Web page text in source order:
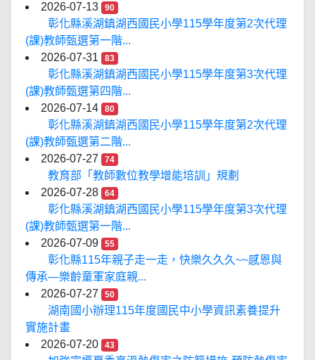
2026-07-13
90
彰化縣溪湖鎮湖西國民小學115學年度第2次代理
(課)教師甄選第一階...
2026-07-31
83
彰化縣溪湖鎮湖西國民小學115學年度第3次代理
(課)教師甄選第四階...
2026-07-14
80
彰化縣溪湖鎮湖西國民小學115學年度第2次代理
(課)教師甄選第二階...
2026-07-27
74
教育部「教師數位教學增能培訓」規劃
2026-07-28
64
彰化縣溪湖鎮湖西國民小學115學年度第3次代理
(課)教師甄選第一階...
2026-07-09
55
彰化縣115年親子走一走，快樂久久久~~感恩與
傳承—樂齡童軍家庭親...
2026-07-27
50
湖南國小辦理115年度國民中小學資訊素養提升
實施計畫
2026-07-20
43